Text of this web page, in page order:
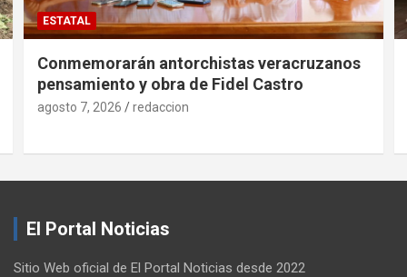
ESTATAL
Conmemorarán antorchistas veracruzanos
pensamiento y obra de Fidel Castro
agosto 7, 2026 redaccion
El Portal Noticias
Sitio Web oficial de El Portal Noticias desde 2022